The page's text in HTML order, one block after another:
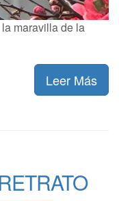
maravilla de la
Leer Más